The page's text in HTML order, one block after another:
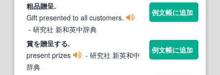
粗品贈呈.
Gift presented to all customers.
- 研究社 新和英中辞典
例文帳に追加
賞を贈呈する.
present prizes
- 研究社 新英和中
辞典
例文帳に追加